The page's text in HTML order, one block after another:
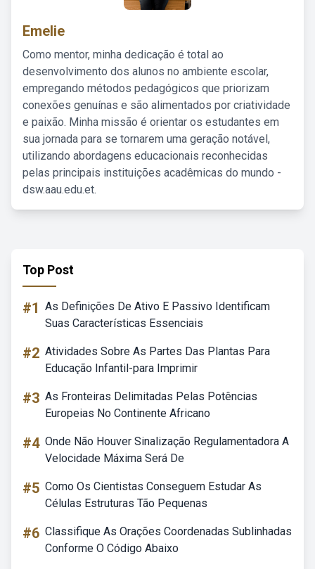
Emelie
Como mentor, minha dedicação é total ao
desenvolvimento dos alunos no ambiente escolar,
empregando métodos pedagógicos que priorizam
conexões genuínas e são alimentados por criatividade
e paixão. Minha missão é orientar os estudantes em
sua jornada para se tornarem uma geração notável,
utilizando abordagens educacionais reconhecidas
pelas principais instituições acadêmicas do mundo -
dsw.aau.edu.et.
Top Post
#1 As Definições De Ativo E Passivo Identificam
Suas Características Essenciais
#2 Atividades Sobre As Partes Das Plantas Para
Educação Infantil-para Imprimir
#3 As Fronteiras Delimitadas Pelas Potências
Europeias No Continente Africano
#4 Onde Não Houver Sinalização Regulamentadora A
Velocidade Máxima Será De
#5 Como Os Cientistas Conseguem Estudar As
Células Estruturas Tão Pequenas
#6 Classifique As Orações Coordenadas Sublinhadas
Conforme O Código Abaixo